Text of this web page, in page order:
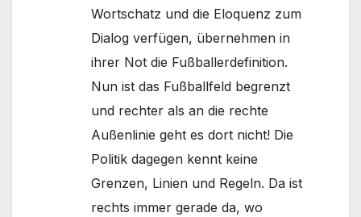
Wortschatz und die Eloquenz zum
Dialog verfügen, übernehmen in
ihrer Not die Fußballerdefinition.
Nun ist das Fußballfeld begrenzt
und rechter als an die rechte
Außenlinie geht es dort nicht! Die
Politik dagegen kennt keine
Grenzen, Linien und Regeln. Da ist
rechts immer gerade da, wo